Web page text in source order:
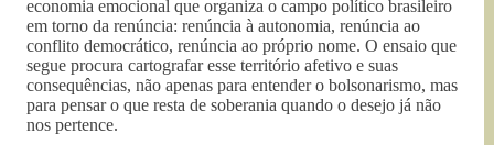
economia emocional que organiza o campo político brasileiro
em torno da renúncia: renúncia à autonomia, renúncia ao
conflito democrático, renúncia ao próprio nome. O ensaio que
segue procura cartografar esse território afetivo e suas
consequências, não apenas para entender o bolsonarismo, mas
para pensar o que resta de soberania quando o desejo já não
nos pertence.